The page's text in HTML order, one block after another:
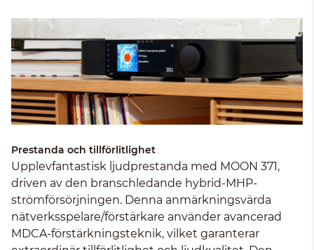
Prestanda och tillförlitlighet
Upplevfantastisk ljudprestanda med MOON 371,
driven av den branschledande hybrid-MHP-
strömförsörjningen. Denna anmärkningsvärda
nätverksspelare/förstärkare använder avancerad
MDCA-förstärkningsteknik, vilket garanterar